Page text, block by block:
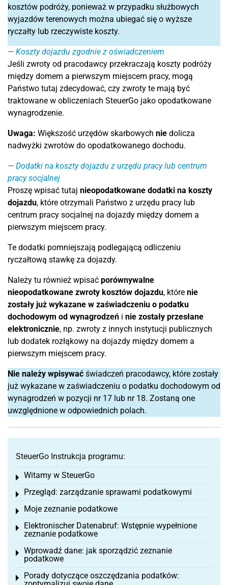
kosztów podróży, ponieważ w przypadku służbowych
wyjazdów terenowych można ubiegać się o wyższe
ryczałty lub rzeczywiste koszty.
Koszty dojazdu zgodnie z oświadczeniem
Jeśli zwroty od pracodawcy przekraczają koszty podróży
między domem a pierwszym miejscem pracy, mogą
Państwo tutaj zdecydować, czy zwroty te mają być
traktowane w obliczeniach SteuerGo jako opodatkowane
wynagrodzenie.
Uwaga: Większość urzędów skarbowych nie dolicza
nadwyżki zwrotów do opodatkowanego dochodu.
Dodatki na koszty dojazdu z urzędu pracy lub centrum
pracy socjalnej
Proszę wpisać tutaj nieopodatkowane dodatki na koszty
dojazdu, które otrzymali Państwo z urzędu pracy lub
centrum pracy socjalnej na dojazdy między domem a
pierwszym miejscem pracy.
Te dodatki pomniejszają podlegającą odliczeniu
ryczałtową stawkę za dojazdy.
Należy tu również wpisać porównywalne
nieopodatkowane zwroty kosztów dojazdu, które nie
zostały już wykazane w zaświadczeniu o podatku
dochodowym od wynagrodzeń i nie zostały przesłane
elektronicznie, np. zwroty z innych instytucji publicznych
lub dodatek rozłąkowy na dojazdy między domem a
pierwszym miejscem pracy.
Nie należy wpisywać świadczeń pracodawcy, które zostały
już wykazane w zaświadczeniu o podatku dochodowym od
wynagrodzeń w pozycji nr 17 lub nr 18. Zostaną one
uwzględnione w odpowiednich polach.
SteuerGo Instrukcja programu:
Witamy w SteuerGo
Toggle menu
Przegląd: zarządzanie sprawami podatkowymi
Toggle menu
Moje zeznanie podatkowe
Toggle menu
Elektronischer Datenabruf: Wstępnie wypełnione
zeznanie podatkowe
Toggle menu
Wprowadź dane: jak sporządzić zeznanie
podatkowe
Toggle menu
Porady dotyczące oszczędzania podatków:
Toggle menu